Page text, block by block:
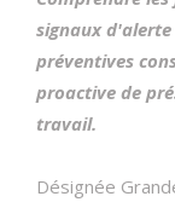
signaux
préventives
proactive de
travail.
Désignée